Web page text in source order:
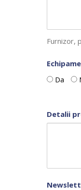
Furnizor,
Da
Detalii